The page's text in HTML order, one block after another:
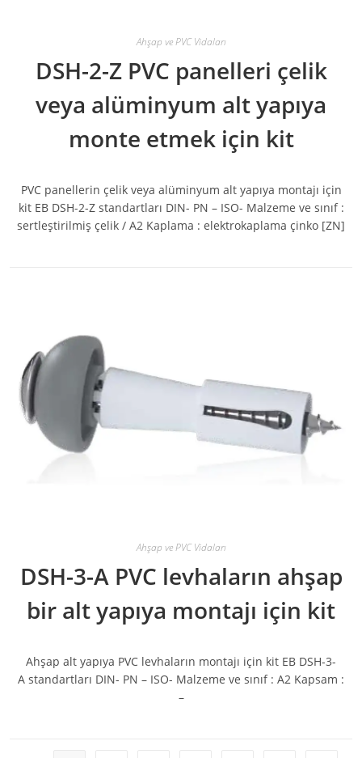
Ahşap ve PVC Vidaları
DSH-2-Z PVC panelleri çelik
veya alüminyum alt yapıya
monte etmek için kit
PVC panellerin çelik veya alüminyum alt yapıya montajı için
kit EB DSH-2-Z standartları DIN- PN – ISO- Malzeme ve sınıf :
sertleştirilmiş çelik / A2 Kaplama : elektrokaplama çinko [ZN]
Ahşap ve PVC Vidaları
DSH-3-A PVC levhaların ahşap
bir alt yapıya montajı için kit
Ahşap alt yapıya PVC levhaların montajı için kit EB DSH-3-
A standartları DIN- PN – ISO- Malzeme ve sınıf : A2 Kapsam :
–